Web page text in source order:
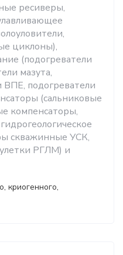
ресиверы,
циклоны),
(подогреватели
мазута,
ВПЕ, подогреватели
(сальниковые
компенсаторы,
скважинные УСК,
РГЛМ) и
криогенного,